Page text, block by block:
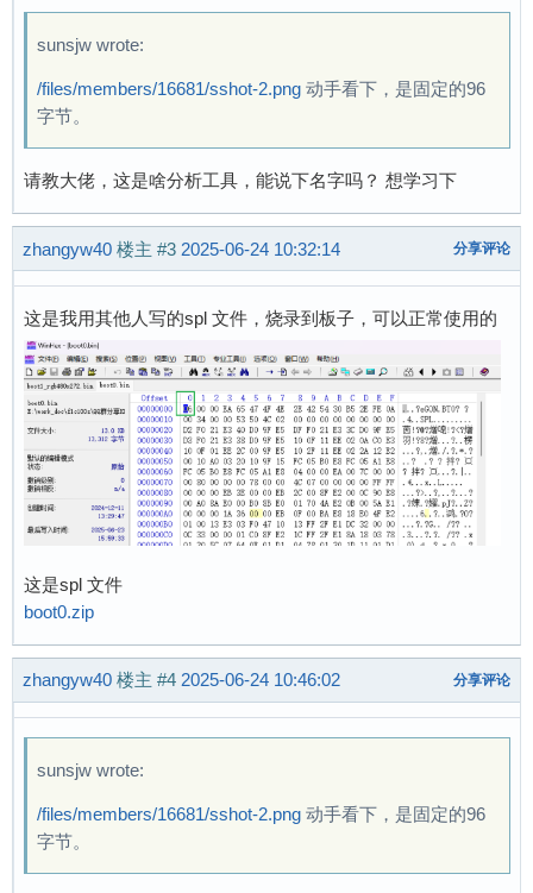
sunsjw wrote:
/files/members/16681/sshot-2.png 动手看下，是固定的96
字节。
请教大佬，这是啥分析工具，能说下名字吗？ 想学习下
zhangyw40 楼主 #3 2025-06-24 10:32:14 分享评论
这是我用其他人写的spl 文件，烧录到板子，可以正常使用的
这是spl 文件
boot0.zip
zhangyw40 楼主 #4 2025-06-24 10:46:02 分享评论
sunsjw wrote:
/files/members/16681/sshot-2.png 动手看下，是固定的96
字节。